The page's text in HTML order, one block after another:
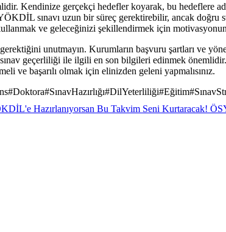
Kendinize gerçekçi hedefler koyarak, bu hedeflere
sınavı uzun bir süreç gerektirebilir, ancak
ve geleceğinizi şekillendirmek için
unutmayın. Kurumların başvuru şartları ve
geçerliliği ile ilgili en son bilgileri edinmek
ve başarılı olmak için elinizden geleni yapmalısınız.
#Doktora#SınavHazırlığı#DilYeterliliği#Eğitim#
Hazırlanıyorsan Bu Takvim Seni Kurtaracak!